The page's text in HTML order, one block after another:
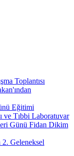
Toplantısı
Eğitimi
ve Tıbbi Laboratuvar
Günü Fidan Dikim
2. Geleneksel